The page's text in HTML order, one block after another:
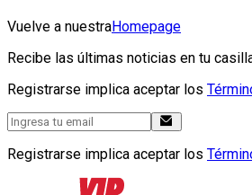
Vuelve a nuestraHomepage
Recibe las últimas noticias en tu
Registrarse implica aceptar los
Registrarse implica aceptar los